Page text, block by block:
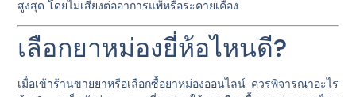
สูงสุด โดยไม่เสี่ยงต่ออาการแพ้หรือระคายเคือง
เลือกยาหม่องยี่ห้อไหนดี?
เมื่อเข้าร้านขายยาหรือเลือกซื้อยาหม่องออนไลน์ ควรพิจารณาอะไร